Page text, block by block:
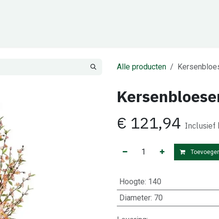
Alle producten
€ 121,94 Inclusief
Hoogte: 140
Diameter: 70